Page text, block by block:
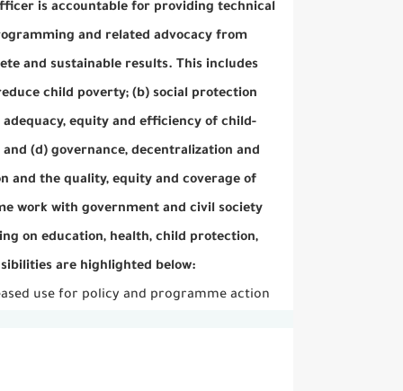
is accountable for providing technical
and related advocacy from
and sustainable results. This includes
child poverty; (b) social protection
equity and efficiency of child-
(d) governance, decentralization and
and the quality, equity and coverage of
work with government and civil society
on education, health, child protection,
are highlighted below:
use for policy and programme action